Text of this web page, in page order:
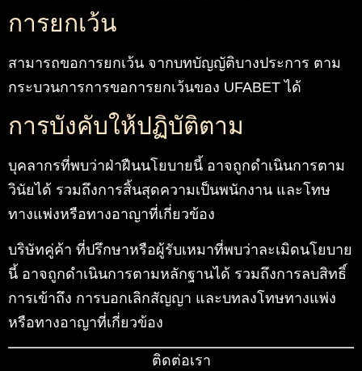
การยกเว้น
สามารถขอการยกเว้น จากบทบัญญัติบางประการ ตาม
กระบวนการการขอการยกเว้นของ UFABET ได้
การบังคับให้ปฏิบัติตาม
บุคลากรที่พบว่าฝ่าฝืนนโยบายนี้ อาจถูกดำเนินการตาม
วินัยได้ รวมถึงการสิ้นสุดความเป็นพนักงาน และโทษ
ทางแพ่งหรือทางอาญาที่เกี่ยวข้อง
บริษัทคู่ค้า ที่ปรึกษาหรือผู้รับเหมาที่พบว่าละเมิดนโยบาย
นี้ อาจถูกดำเนินการตามหลักฐานได้ รวมถึงการลบสิทธิ์
การเข้าถึง การบอกเลิกสัญญา และบทลงโทษทางแพ่ง
หรือทางอาญาที่เกี่ยวข้อง
ติดต่อเรา